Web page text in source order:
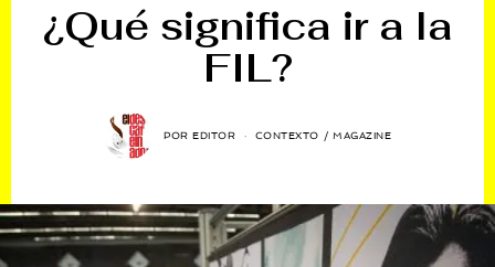
¿Qué significa ir a la
FIL?
POR EDITOR CONTEXTO / MAGAZINE